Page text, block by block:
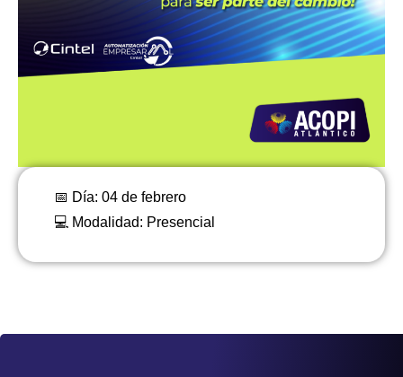
📅 Día: 04 de febrero
💻 Modalidad: Presencial